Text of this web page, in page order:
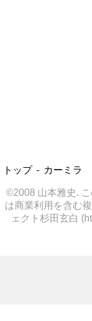
トップ カーミラ
©2008 山本雅史.
は商業利用を含む
ェクト杉田玄白